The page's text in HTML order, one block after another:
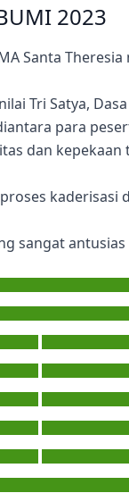
2023
Santa
Tri Satya,
para
dan
kaderisasi
sangat